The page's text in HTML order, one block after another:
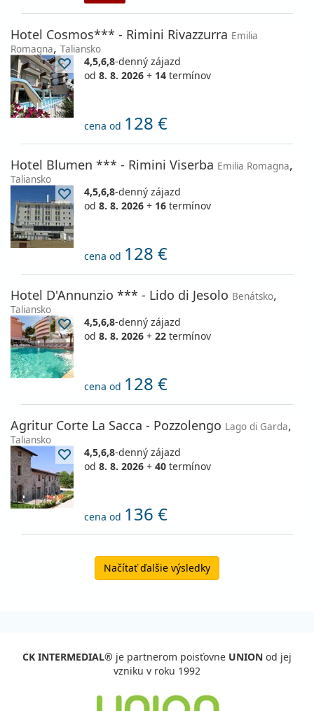
Hotel Cosmos*** - Rimini Rivazzurra Emilia
Romagna, Taliansko
4,5,6,8-denný zájazd
od 8. 8. 2026 + 14 termínov
cena od 128 €
Hotel Blumen *** - Rimini Viserba Emilia Romagna,
Taliansko
4,5,6,8-denný zájazd
od 8. 8. 2026 + 16 termínov
cena od 128 €
Hotel D'Annunzio *** - Lido di Jesolo Benátsko,
Taliansko
4,5,6,8-denný zájazd
od 8. 8. 2026 + 22 termínov
cena od 128 €
Agritur Corte La Sacca - Pozzolengo Lago di Garda,
Taliansko
4,5,6,8-denný zájazd
od 8. 8. 2026 + 40 termínov
cena od 136 €
Načítať ďalšie výsledky
CK INTERMEDIAL® je partnerom poisťovne UNION od jej
vzniku v roku 1992